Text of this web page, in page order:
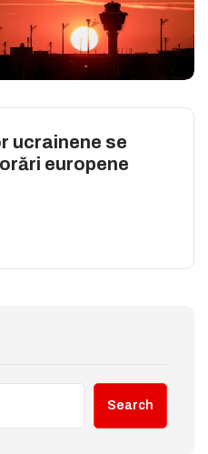
ucrainene se
europene
Search